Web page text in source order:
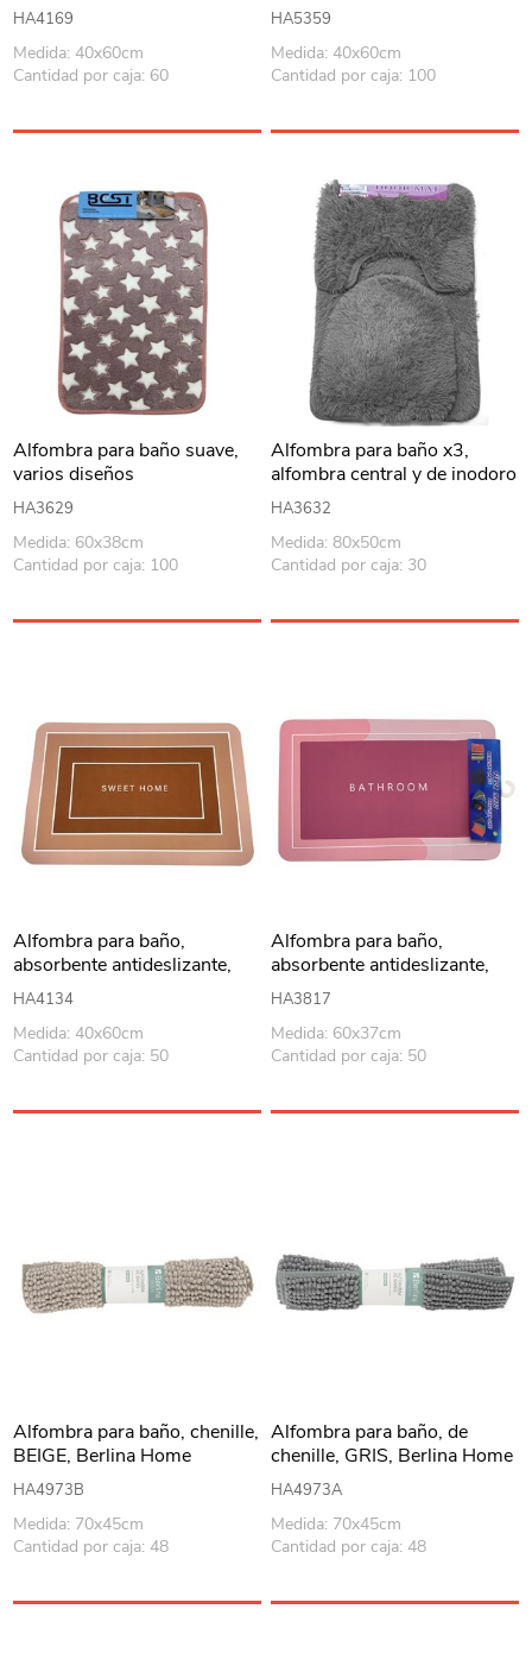
HA4169
Medida: 40x60cm
Cantidad por caja: 60
HA5359
Medida: 40x60cm
Cantidad por caja: 100
Alfombra para baño suave,
varios diseños
HA3629
Medida: 60x38cm
Cantidad por caja: 100
Alfombra para baño x3,
alfombra central y de inodoro
o pileta cubre tapa, varios
diseños
HA3632
Medida: 80x50cm
Cantidad por caja: 30
Alfombra para baño,
absorbente antideslizante,
varios colores
HA4134
Medida: 40x60cm
Cantidad por caja: 50
Alfombra para baño,
absorbente antideslizante,
varios colores
HA3817
Medida: 60x37cm
Cantidad por caja: 50
Alfombra para baño, chenille,
BEIGE, Berlina Home
HA4973B
Medida: 70x45cm
Cantidad por caja: 48
Alfombra para baño, de
chenille, GRIS, Berlina Home
HA4973A
Medida: 70x45cm
Cantidad por caja: 48